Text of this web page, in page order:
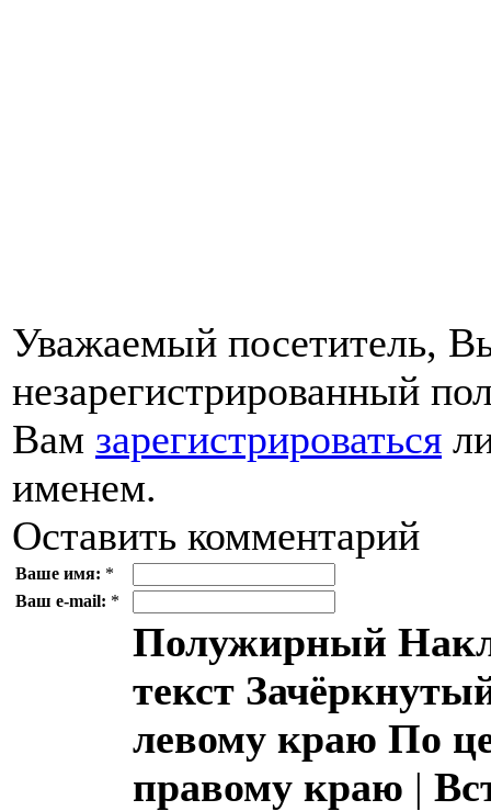
Уважаемый посетитель,
незарегистрированный
Вам зарегистрироваться
именем.
Оставить комментарий
Ваше имя: *
Ваш e-mail: *
Полужирный
текст
левому краю По
правому краю |